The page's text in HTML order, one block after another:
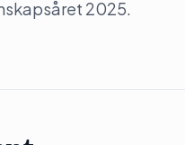
2025.